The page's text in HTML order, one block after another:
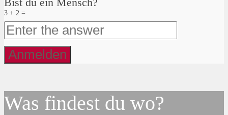
3 + 2 =
Was findest du wo?